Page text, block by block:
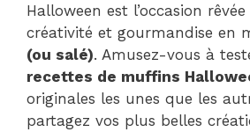
Halloween est l’occasion
créativité et gourmandise en
(ou salé). Amusez-vous à
recettes de muffins
originales les unes que les
partagez vos plus belles